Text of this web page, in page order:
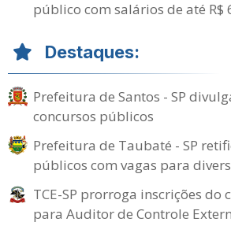
público com salários de até R$
Destaques:
Prefeitura de Santos - SP
concursos públicos
Prefeitura de Taubaté - SP
públicos com vagas para
TCE-SP prorroga inscrições do
para Auditor de Controle